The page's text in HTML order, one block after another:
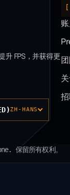
升 FPS，并获得更
ZH-HANS
保留所有权利。